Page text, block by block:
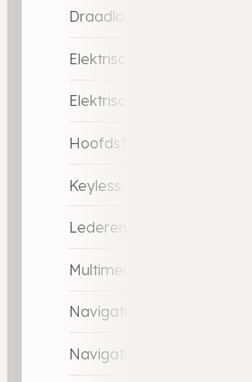
Draadloze telefoonlader
Elektrische ramen achter
Elektrische ramen voor
Hoofdsteunen actief
Keyless start
Lederen stuurwiel
Multimedia-voorbereiding
Navigatie-systeem
Navigatie-systeem full map